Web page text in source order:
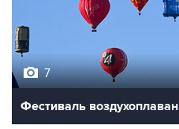
7
Фестиваль